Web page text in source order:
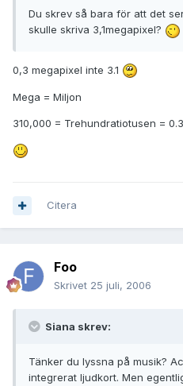
Du skrev så bara för att det
skulle skriva 3,1megapixel?
0,3 megapixel inte 3.1
Mega = Miljon
310,000 = Trehundratiotusen =
Citera
Foo
Skrivet 25 juli, 2006
Siana skrev:
Tänker du lyssna på musik?
integrerat ljudkort. Men